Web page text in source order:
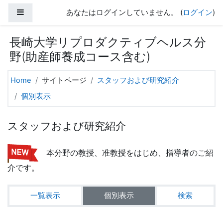
サイドパネルあなたはログインしていません。 (ログイン)
長崎大学リプロダクティブヘルス分
野(助産師養成コース含む)
Home サイトページ
スタッフおよび研究紹介
個別表示
スタッフおよび研究紹介
本分野の教授、准教授をはじめ、指導者のご紹
介です。
一覧表示 個別表示 検索